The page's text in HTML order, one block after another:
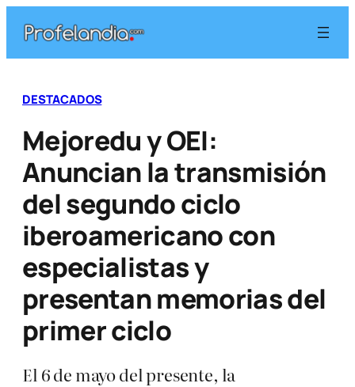
contenido
DESTACADOS
Mejoredu y OEI:
Anuncian la transmisión
del segundo ciclo
iberoamericano con
especialistas y
presentan memorias del
primer ciclo
El 6 de mayo del presente, la